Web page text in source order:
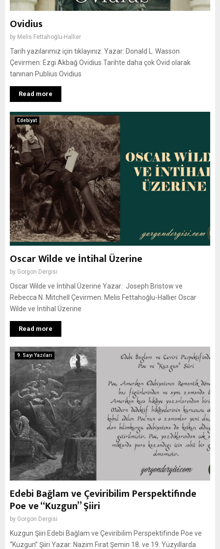
Ovidius
by Melis Fettahoğlu-Hallier
Tarih yazılarımız için tıklayınız. Yazar: Donald L. Wasson
Çevirmen: Ezgi Akbağ Ovidius Tarihte daha çok Ovid olarak
tanınan Publius Ovidius
Read more
Edebiyat
Oscar Wilde ve İntihal Üzerine
by Gorgon Dergisi
Oscar Wilde ve İntihal Üzerine Yazar: Joseph Bristow ve
Rebecca N. Mitchell Çevirmen: Melis Fettahoğlu-Hallier Oscar
Wilde ve İntihal Üzerine
Read more
9. Sayı Yazıları
Edebi Bağlam ve Çeviribilim Perspektifinde
Poe ve “Kuzgun” Şiiri
by Gorgon Dergisi
Kuzgun Şiiri Edebi Bağlam ve Çeviribilim Perspektifinde Poe ve
“Kuzgun” Şiiri Yazar: Nazım Fırat Şemin 18. ve 19. Yüzyıllarda